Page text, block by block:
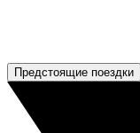
Предстоящие поездки